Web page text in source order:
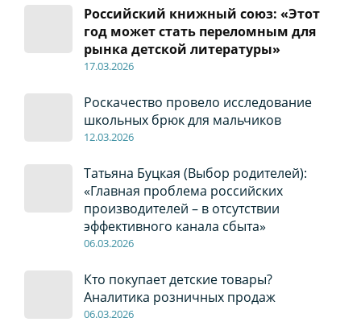
Российский книжный союз: «Этот
год может стать переломным для
рынка детской литературы»
17.03.2026
Роскачество провело исследование
школьных брюк для мальчиков
12.03.2026
Татьяна Буцкая (Выбор родителей):
«Главная проблема российских
производителей – в отсутствии
эффективного канала сбыта»
06.03.2026
Кто покупает детские товары?
Аналитика розничных продаж
06.03.2026